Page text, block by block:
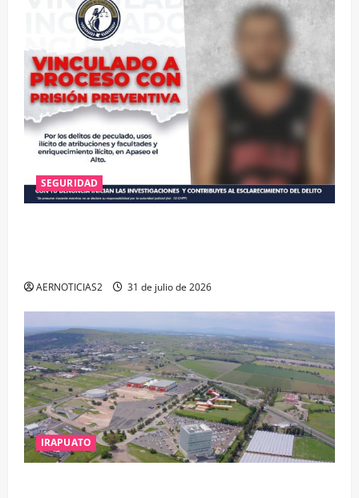
SEGURIDAD
AERNOTICIAS2 31 de julio de 2026
IRAPUATO